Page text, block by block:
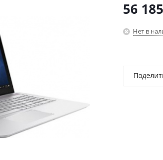
56 185
Нет в